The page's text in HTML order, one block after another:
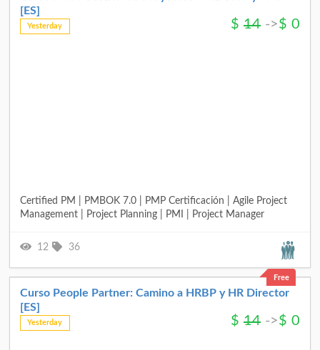
[ES]
Yesterday $ 14 ->$ 0
Certified PM | PMBOK 7.0 | PMP Certificación | Agile Project
Management | Project Planning | PMI | Project Manager
12 36
Free
Curso People Partner: Camino a HRBP y HR Director
[ES]
Yesterday $ 14 ->$ 0